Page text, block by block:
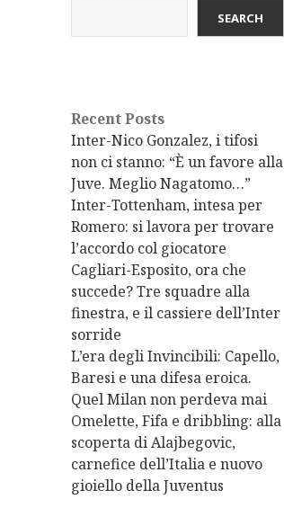
SEARCH
Recent Posts
Inter-Nico Gonzalez, i tifosi
non ci stanno: “È un favore alla
Juve. Meglio Nagatomo…”
Inter-Tottenham, intesa per
Romero: si lavora per trovare
l’accordo col giocatore
Cagliari-Esposito, ora che
succede? Tre squadre alla
finestra, e il cassiere dell’Inter
sorride
L’era degli Invincibili: Capello,
Baresi e una difesa eroica.
Quel Milan non perdeva mai
Omelette, Fifa e dribbling: alla
scoperta di Alajbegovic,
carnefice dell’Italia e nuovo
gioiello della Juventus